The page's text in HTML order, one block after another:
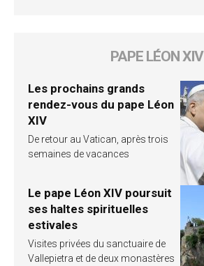
PAPE LÉON XIV
Les prochains grands
rendez-vous du pape Léon
XIV
De retour au Vatican, après trois
semaines de vacances
Le pape Léon XIV poursuit
ses haltes spirituelles
estivales
Visites privées du sanctuaire de
Vallepietra et de deux monastères